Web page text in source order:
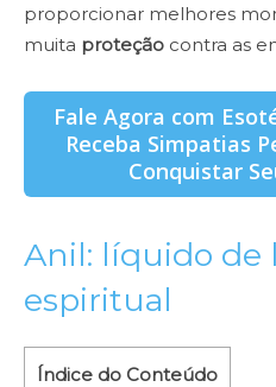
proporcionar melhores
muita proteção contra as
Fale Agora com
Receba Simpatias
Conquistar
Anil: líquido de
espiritual
Índice do Conteúdo